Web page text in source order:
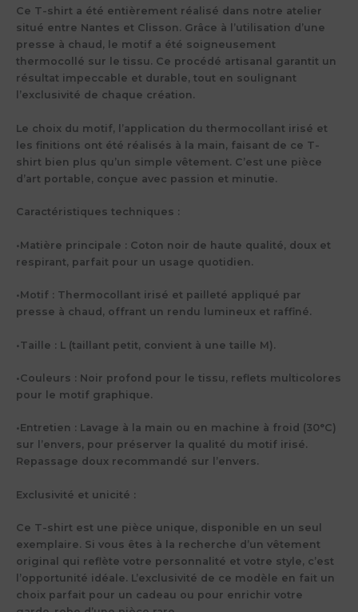
Ce T-shirt a été entièrement réalisé dans notre atelier
situé entre Nantes et Clisson. Grâce à l’utilisation d’une
presse à chaud, le motif a été soigneusement
thermocollé sur le tissu. Ce procédé artisanal garantit un
résultat impeccable et durable, tout en soulignant
l’exclusivité de chaque création.
Le choix du motif, l’application du thermocollant irisé et
les finitions ont été réalisés à la main, faisant de ce T-
shirt bien plus qu’un simple vêtement. C’est une pièce
d’art portable, conçue avec passion et minutie.
Caractéristiques techniques :
•Matière principale : Coton noir de haute qualité, doux et
respirant, parfait pour un usage quotidien.
•Motif : Thermocollant irisé et pailleté appliqué par
presse à chaud, offrant un rendu lumineux et raffiné.
•Taille : L (taillant petit, convient à une taille M).
•Couleurs : Noir profond pour le tissu, reflets multicolores
pour le motif graphique.
•Entretien : Lavage à la main ou en machine à froid (30°C)
sur l’envers, pour préserver la qualité du motif irisé.
Repassage doux recommandé sur l’envers.
Exclusivité et unicité :
Ce T-shirt est une pièce unique, disponible en un seul
exemplaire. Si vous êtes à la recherche d’un vêtement
original qui reflète votre personnalité et votre style, c’est
l’opportunité idéale. L’exclusivité de ce modèle en fait un
choix parfait pour un cadeau ou pour enrichir votre